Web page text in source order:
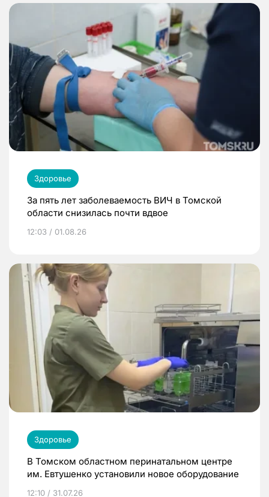
Здоровье
За пять лет заболеваемость ВИЧ в Томской
области снизилась почти вдвое
12:03 / 01.08.26
Здоровье
В Томском областном перинатальном центре
им. Евтушенко установили новое оборудование
12:10 / 31.07.26